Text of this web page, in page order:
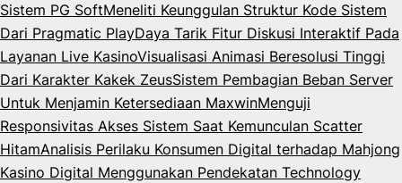
Sistem PG SoftMeneliti Keunggulan Struktur Kode Sistem
Dari Pragmatic PlayDaya Tarik Fitur Diskusi Interaktif Pada
Layanan Live KasinoVisualisasi Animasi Beresolusi Tinggi
Dari Karakter Kakek ZeusSistem Pembagian Beban Server
Untuk Menjamin Ketersediaan MaxwinMenguji
Responsivitas Akses Sistem Saat Kemunculan Scatter
HitamAnalisis Perilaku Konsumen Digital terhadap Mahjong
Kasino Digital Menggunakan Pendekatan Technology